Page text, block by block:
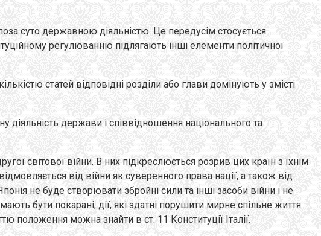
суто державною діяльністю. Це передусім стосується
регулюванню підлягають інші елементи політичної
статей відповідні розділи або глави домінують у змісті
діяльність держави і співвідношення національного та
світової війни. В них підкреслюється розрив цих країн з їхнім
від війни як суверенного права нації, а також від
не буде створювати збройні сили та інші засоби війни і не
бути покарані, дії, які здатні порушити мирне спільне життя
положення можна знайти в ст. 11 Конституції Італії.